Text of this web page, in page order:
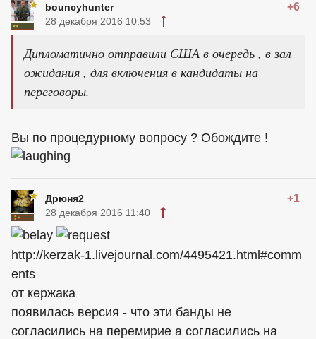
bouncyhunter +6
28 декабря 2016 10:53
Дипломатично отправили США в очередь , в зал
ожидания , для включения в кандидаты на
переговоры.
Вы по процедурному вопросу ? Обождите !
Дрюня2 +1
28 декабря 2016 11:40
http://kerzak-1.livejournal.com/4495421.html#comm
ents
от кержака
появилась версия - что эти банды не
согласились на перемирие а согласились на